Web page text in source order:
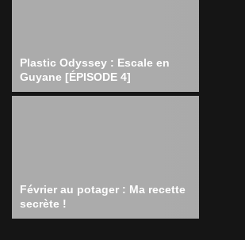
Plastic Odyssey : Escale en
Guyane [ÉPISODE 4]
Février au potager : Ma recette
secrète !